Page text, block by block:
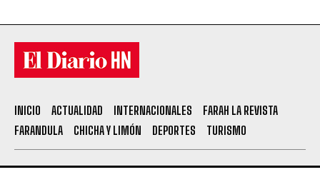
INICIO ACTUALIDAD INTERNACIONALES
FARAH LA REVISTA
FARANDULA
CHICHA Y LIMÓN DEPORTES TURISMO